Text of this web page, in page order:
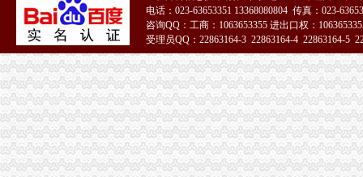
分支机构税务注销
税务注销需要提供那些材料-上海58同城
东西湖税务注销报告
东城区公司税务注销办理流程,解决工商税务疑难-久久信息网
【税务注销信息】赶集网
税务注销
工商税务变更、注销-青青岛社区
北京注销公司税务注销的基本流程
税务注销审计（上海金薇）-钱眼产品
南京税务注销所需资料及注销流程-商务服务
《税务注销申请书》100篇第一文库网
电话：023-63653351 13368080804 传真：023-
咨询QQ：工商：1063653355 进出口权：
受理员QQ：22863164-3 22863164-4 22863164-5